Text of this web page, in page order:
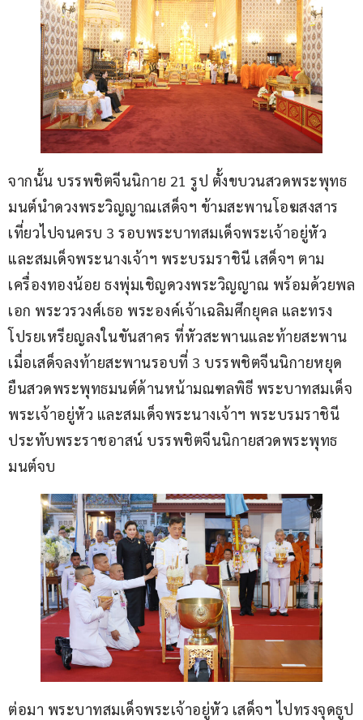
จากนั้น บรรพชิตจีนนิกาย 21 รูป ตั้งขบวนสวดพระพุทธ
มนต์นำดวงพระวิญญาณเสด็จฯ ข้ามสะพานโอฆสงสาร
เที่ยวไปจนครบ 3 รอบพระบาทสมเด็จพระเจ้าอยู่หัว
และสมเด็จพระนางเจ้าฯ พระบรมราชินี เสด็จฯ ตาม
เครื่องทองน้อย ธงพุ่มเชิญดวงพระวิญญาณ พร้อมด้วยพล
เอก พระวรวงศ์เธอ พระองค์เจ้าเฉลิมศึกยุคล และทรง
โปรยเหรียญลงในขันสาคร ที่หัวสะพานและท้ายสะพาน
เมื่อเสด็จลงท้ายสะพานรอบที่ 3 บรรพชิตจีนนิกายหยุด
ยืนสวดพระพุทธมนต์ด้านหน้ามณฑลพิธี พระบาทสมเด็จ
พระเจ้าอยู่หัว และสมเด็จพระนางเจ้าฯ พระบรมราชินี
ประทับพระราชอาสน์ บรรพชิตจีนนิกายสวดพระพุทธ
มนต์จบ
ต่อมา พระบาทสมเด็จพระเจ้าอยู่หัว เสด็จฯ ไปทรงจุดธูป